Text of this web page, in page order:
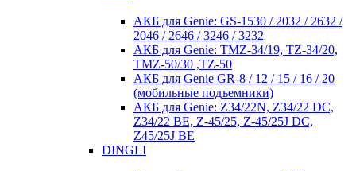
АКБ для Genie: GS-1530 / 2032 / 2632 /
2046 / 2646 / 3246 / 3232
АКБ для Genie: TMZ-34/19, TZ-34/20,
TMZ-50/30 ,TZ-50
АКБ для Genie GR-8 / 12 / 15 / 16 / 20
(мобильные подъемники)
АКБ для Genie: Z34/22N, Z34/22 DC,
Z34/22 BE, Z-45/25, Z-45/25J DC,
Z45/25J BE
DINGLI